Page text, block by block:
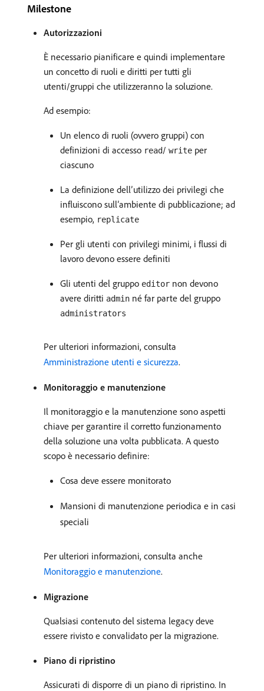
Milestone
Autorizzazioni
È necessario pianificare e quindi implementare
un concetto di ruoli e diritti per tutti gli
utenti/gruppi che utilizzeranno la soluzione.
Ad esempio:
Un elenco di ruoli (ovvero gruppi) con
definizioni di accesso read/ write per
ciascuno
La definizione dell’utilizzo dei privilegi che
influiscono sull’ambiente di pubblicazione; ad
esempio, replicate
Per gli utenti con privilegi minimi, i flussi di
lavoro devono essere definiti
Gli utenti del gruppo editor non devono
avere diritti admin né far parte del gruppo
administrators
Per ulteriori informazioni, consulta
Amministrazione utenti e sicurezza.
Monitoraggio e manutenzione
Il monitoraggio e la manutenzione sono aspetti
chiave per garantire il corretto funzionamento
della soluzione una volta pubblicata. A questo
scopo è necessario definire:
Cosa deve essere monitorato
Mansioni di manutenzione periodica e in casi
speciali
Per ulteriori informazioni, consulta anche
Monitoraggio e manutenzione.
Migrazione
Qualsiasi contenuto del sistema legacy deve
essere rivisto e convalidato per la migrazione.
Piano di ripristino
Assicurati di disporre di un piano di ripristino. In